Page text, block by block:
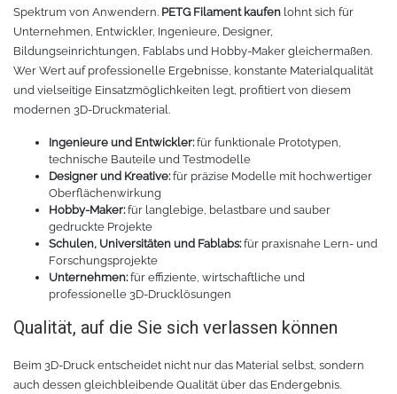
Spektrum von Anwendern. PETG Filament kaufen lohnt sich für
Unternehmen, Entwickler, Ingenieure, Designer,
Bildungseinrichtungen, Fablabs und Hobby-Maker gleichermaßen.
Wer Wert auf professionelle Ergebnisse, konstante Materialqualität
und vielseitige Einsatzmöglichkeiten legt, profitiert von diesem
modernen 3D-Druckmaterial.
Ingenieure und Entwickler:für funktionale Prototypen,
technische Bauteile und Testmodelle
Designer und Kreative:für präzise Modelle mit hochwertiger
Oberflächenwirkung
Hobby-Maker:für langlebige, belastbare und sauber
gedruckte Projekte
Schulen, Universitäten und Fablabs:für praxisnahe Lern- und
Forschungsprojekte
Unternehmen:für effiziente, wirtschaftliche und
professionelle 3D-Drucklösungen
Qualität, auf die Sie sich verlassen können
Beim 3D-Druck entscheidet nicht nur das Material selbst, sondern
auch dessen gleichbleibende Qualität über das Endergebnis.